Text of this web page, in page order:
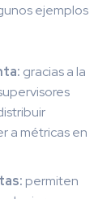
ejemplos
gracias a la
a métricas en
permiten